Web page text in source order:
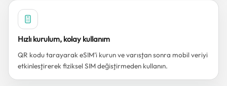
Hızlı kurulum, kolay kullanım
QR kodu tarayarak eSIM’i kurun ve varıştan sonra mobil veriyi
etkinleştirerek fiziksel SIM değiştirmeden kullanın.